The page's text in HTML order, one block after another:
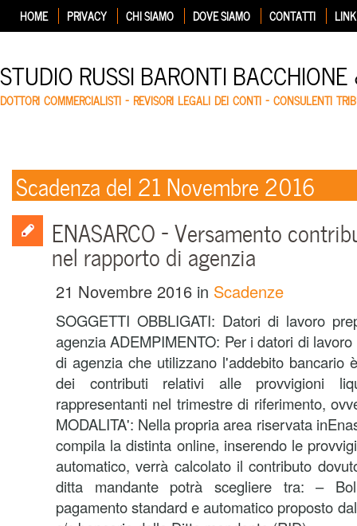
HOME PRIVACY CHI SIAMO DOVE SIAMO CONTATTI LINK
STUDIO RUSSI BARONTI
DOTTORI COMMERCIALISTI – REVISORI LEGALI DEI CONTI – CONSULENTI
Scadenza del 21 Novembre 2016
ENASARCO – Versamento
nel rapporto di agenzia
21 Novembre 2016 in Scadenze
SOGGETTI OBBLIGATI: Datori di lavoro
agenzia ADEMPIMENTO: Per i datori di
di agenzia che utilizzano l'addebito bancario
dei contributi relativi alle provvigioni
rappresentanti nel trimestre di riferimento,
MODALITA': Nella propria area riservata
compila la distinta online, inserendo le
automatico, verrà calcolato il contributo
ditta mandante potrà scegliere tra: –
pagamento standard e automatico proposto